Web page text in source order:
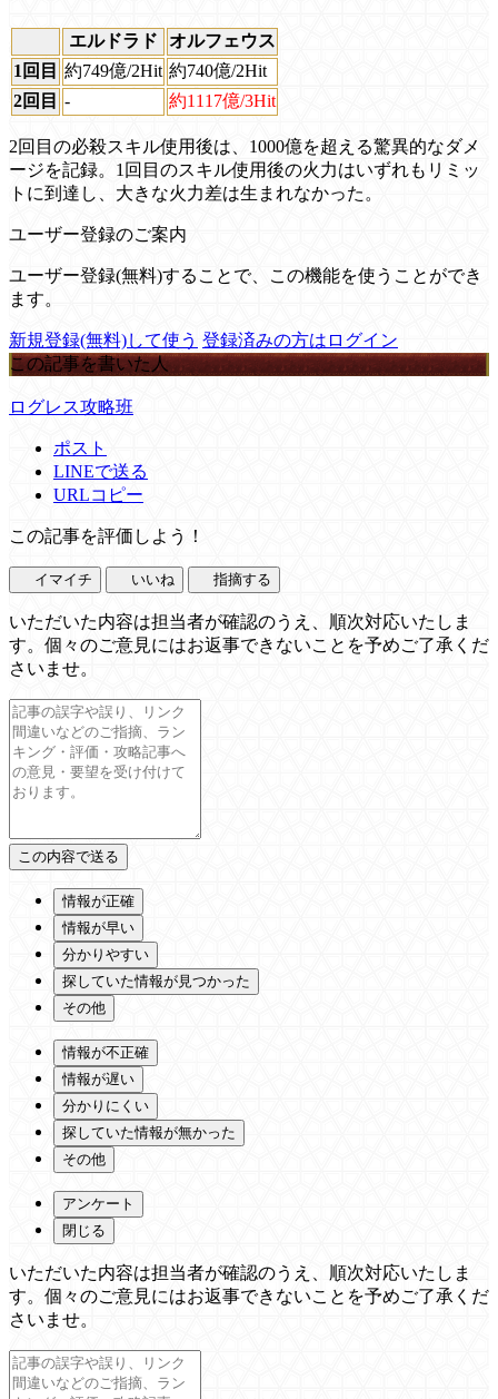
エルドラド
オルフェウス
1回目 約749億/2Hit 約740億/2Hit
2回目 - 約1117億/3Hit
2回目の必殺スキル使用後は、1000億を超える驚異的なダメ
ージを記録。1回目のスキル使用後の火力はいずれもリミッ
トに到達し、大きな火力差は生まれなかった。
ユーザー登録のご案内
ユーザー登録(無料)することで、この機能を使うことができ
ます。
新規登録(無料)して使う 登録済みの方はログイン
この記事を書いた人
ログレス攻略班
ポスト
LINEで送る
URLコピー
この記事を評価しよう！
イマイチ いいね 指摘する
いただいた内容は担当者が確認のうえ、順次対応いたしま
す。個々のご意見にはお返事できないことを予めご了承くだ
さいませ。
情報が正確
情報が早い
分かりやすい
探していた情報が見つかった
その他
情報が不正確
情報が遅い
分かりにくい
探していた情報が無かった
その他
アンケート
閉じる
いただいた内容は担当者が確認のうえ、順次対応いたしま
す。個々のご意見にはお返事できないことを予めご了承くだ
さいませ。